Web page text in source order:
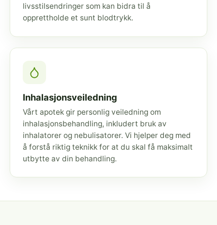
livsstilsendringer som kan bidra til å
opprettholde et sunt blodtrykk.
Inhalasjonsveiledning
Vårt apotek gir personlig veiledning om
inhalasjonsbehandling, inkludert bruk av
inhalatorer og nebulisatorer. Vi hjelper deg med
å forstå riktig teknikk for at du skal få maksimalt
utbytte av din behandling.